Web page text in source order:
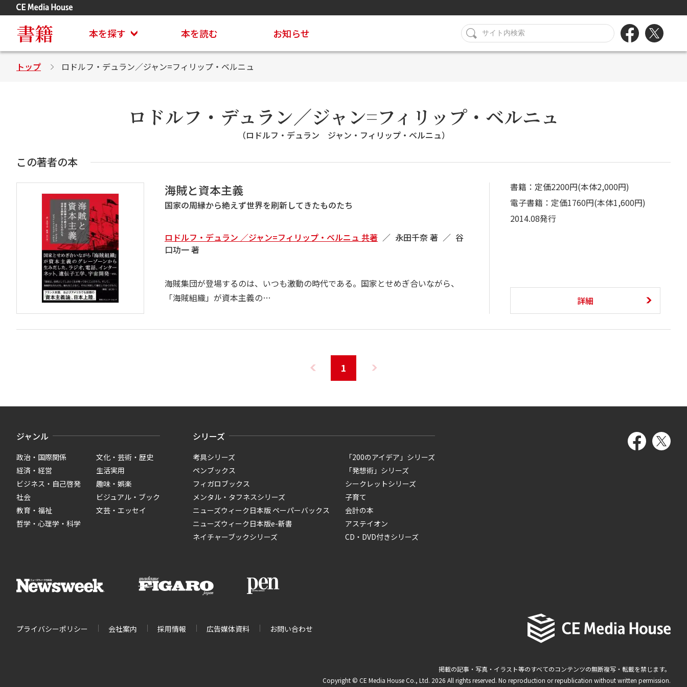
書籍 本を探す 本を読む お知らせ
トップ ロドルフ・デュラン／ジャン=フィリップ・ベルニュ
ロドルフ・デュラン／ジャン=フィリップ・ベルニュ
（ロドルフ・デュラン ジャン・フィリップ・ベルニュ）
この著者の本
海賊と資本主義
国家の周縁から絶えず世界を刷新してきたものたち
ロドルフ・デュラン ／ジャン=フィリップ・ベルニュ 共著 永田千奈 著
谷
口功一 著
海賊集団が登場するのは、いつも激動の時代である。国家とせめぎ合いながら、
「海賊組織」が資本主義の…
書籍：定価2200円(本体2,000円)
電子書籍：定価1760円(本体1,600円)
2014.08発行
詳細
1
ジャンル
政治・国際関係
経済・経営
ビジネス・自己啓発
社会
教育・福祉
哲学・心理学・科学
文化・芸術・歴史
生活実用
趣味・娯楽
ビジュアル・ブック
文芸・エッセイ
シリーズ
考具シリーズ
ペンブックス
フィガロブックス
メンタル・タフネスシリーズ
ニューズウィーク日本版 ペーパーバックス
ニューズウィーク日本版e-新書
ネイチャーブックシリーズ
「200のアイデア」シリーズ
「発想術」シリーズ
シークレットシリーズ
子育て
会計の本
アステイオン
CD・DVD付きシリーズ
プライバシーポリシー 会社案内 採用情報 広告媒体資料 お問い合わせ
掲載の記事・写真・イラスト等のすべてのコンテンツの無断複写・転載を禁じます。
Copyright © CE Media House Co., Ltd. 2026 All rights reserved. No reproduction or republication without written permission.